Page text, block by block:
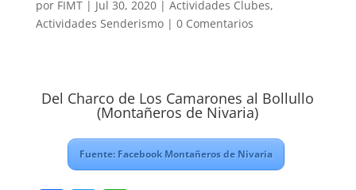
por FIMT| Jul 30, 2020| Actividades Clubes,
Actividades Senderismo| 0 Comentarios
Del Charco de Los Camarones al Bollullo
(Montañeros de Nivaria)
Fuente: Facebook Montañeros de Nivaria